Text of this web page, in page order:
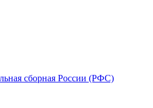
сборная России (РФС)